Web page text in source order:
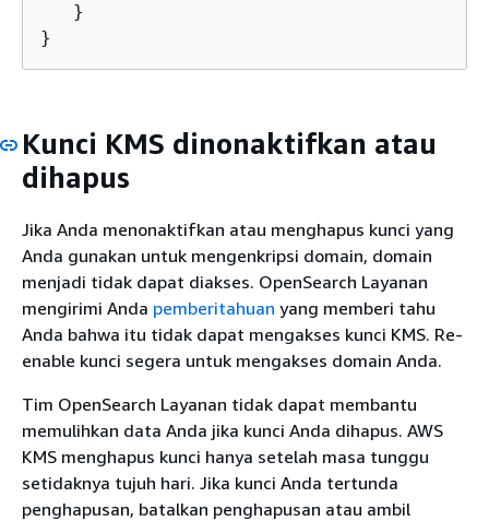
   }
}
Kunci KMS dinonaktifkan atau
dihapus
Jika Anda menonaktifkan atau menghapus kunci yang
Anda gunakan untuk mengenkripsi domain, domain
menjadi tidak dapat diakses. OpenSearch Layanan
mengirimi Anda pemberitahuan yang memberi tahu
Anda bahwa itu tidak dapat mengakses kunci KMS. Re-
enable kunci segera untuk mengakses domain Anda.
Tim OpenSearch Layanan tidak dapat membantu
memulihkan data Anda jika kunci Anda dihapus. AWS
KMS menghapus kunci hanya setelah masa tunggu
setidaknya tujuh hari. Jika kunci Anda tertunda
penghapusan, batalkan penghapusan atau ambil